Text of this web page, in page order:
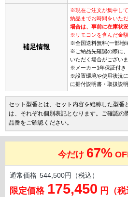
補足情報
※現在ご注文が集中し
納品までお時間をいた
場合は、事前に在庫状
※リモコンを含んだ金
※全国送料無料(一部地
※ご納品先確認の際に
いただく場合がござい
※メーカー1年保証付き
※設置環境や使用状況
に据付説明書・取扱説
セット型番とは、セット内容を総称した型番
は、それぞれ個別表記となります。ご確認の
品番をご確認ください。
今だけ 67%
通常価格 544,500円（税込）
限定価格 175,450 円（税